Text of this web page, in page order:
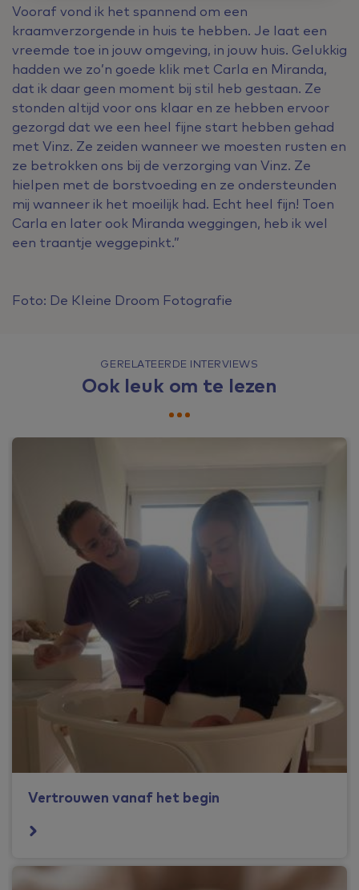
Vooraf vond ik het spannend om een
kraamverzorgende in huis te hebben. Je laat een
vreemde toe in jouw omgeving, in jouw huis. Gelukkig
hadden we zo’n goede klik met Carla en Miranda,
dat ik daar geen moment bij stil heb gestaan. Ze
stonden altijd voor ons klaar en ze hebben ervoor
gezorgd dat we een heel fijne start hebben gehad
met Vinz. Ze zeiden wanneer we moesten rusten en
ze betrokken ons bij de verzorging van Vinz. Ze
hielpen met de borstvoeding en ze ondersteunden
mij wanneer ik het moeilijk had. Echt heel fijn! Toen
Carla en later ook Miranda weggingen, heb ik wel
een traantje weggepinkt.”
Foto: De Kleine Droom Fotografie
GERELATEERDE INTERVIEWS
Ook leuk om te lezen
Vertrouwen vanaf het begin